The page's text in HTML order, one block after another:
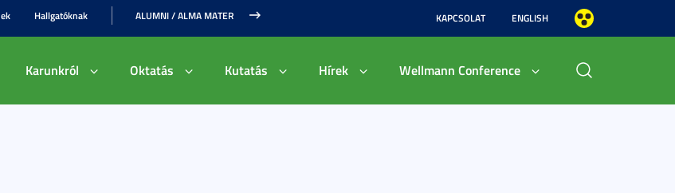
Hallgatóknak ALUMNI / ALMA MATER KAPCSOLAT ENGLISH
Karunkról Oktatás Kutatás Hírek Wellmann Conference